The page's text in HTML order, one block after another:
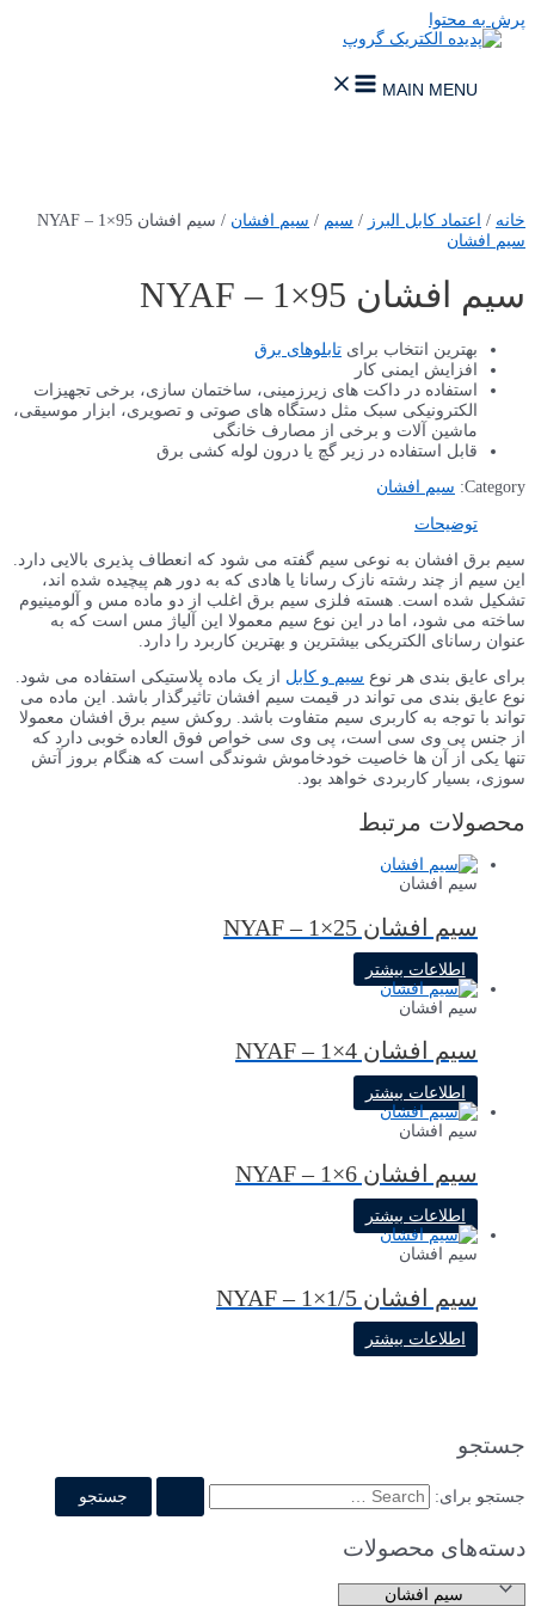
پرش به محتوا
MAIN MENU
جستجو
جستجو برای:
دسته‌های محصولات
خانه / اعتماد کابل البرز / سیم / سیم افشان / سیم افشان NYAF – 1×95
سیم افشان
سیم افشان NYAF – 1×95
بهترین انتخاب برای تابلوهای برق
افزایش ایمنی کار
استفاده در داکت های زیرزمینی، ساختمان سازی، برخی تجهیزات
الکترونیکی سبک مثل دستگاه های صوتی و تصویری، ابزار موسیقی،
ماشین آلات و برخی از مصارف خانگی
قابل استفاده در زیر گچ یا درون لوله کشی برق
Category: سیم افشان
توضیحات
سیم برق افشان به نوعی سیم گفته می شود که انعطاف پذیری بالایی دارد.
این سیم از چند رشته نازک رسانا یا هادی که به دور هم پیچیده شده اند،
تشکیل شده است. هسته فلزی سیم برق اغلب از دو ماده مس و آلومینیوم
ساخته می شود، اما در این نوع سیم معمولا این آلیاژ مس است که به
عنوان رسانای الکتریکی بیشترین و بهترین کاربرد را دارد.
برای عایق بندی هر نوع سیم و کابل از یک ماده پلاستیکی استفاده می شود.
نوع عایق بندی می تواند در قیمت سیم افشان تاثیرگذار باشد. این ماده می
تواند با توجه به کاربری سیم متفاوت باشد. روکش سیم برق افشان معمولا
از جنس پی وی سی است، پی وی سی خواص فوق العاده خوبی دارد که
تنها یکی از آن ها خاصیت خودخاموش شوندگی است که هنگام بروز آتش
سوزی، بسیار کاربردی خواهد بود.
محصولات مرتبط
سیم افشان
سیم افشان NYAF – 1×25
اطلاعات بیشتر
سیم افشان
سیم افشان NYAF – 1×4
اطلاعات بیشتر
سیم افشان
سیم افشان NYAF – 1×6
اطلاعات بیشتر
سیم افشان
سیم افشان NYAF – 1×1/5
اطلاعات بیشتر